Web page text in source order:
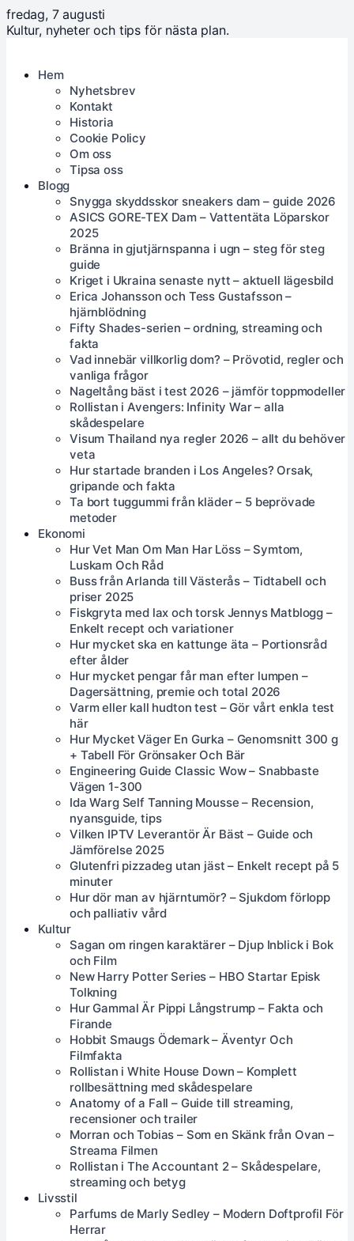
fredag, 7 augusti
Kultur, nyheter och tips för nästa plan.
Hem
Nyhetsbrev
Kontakt
Historia
Cookie Policy
Om oss
Tipsa oss
Blogg
Snygga skyddsskor sneakers dam – guide 2026
ASICS GORE-TEX Dam – Vattentäta Löparskor
2025
Bränna in gjutjärnspanna i ugn – steg för steg
guide
Kriget i Ukraina senaste nytt – aktuell lägesbild
Erica Johansson och Tess Gustafsson –
hjärnblödning
Fifty Shades-serien – ordning, streaming och
fakta
Vad innebär villkorlig dom? – Prövotid, regler och
vanliga frågor
Nageltång bäst i test 2026 – jämför toppmodeller
Rollistan i Avengers: Infinity War – alla
skådespelare
Visum Thailand nya regler 2026 – allt du behöver
veta
Hur startade branden i Los Angeles? Orsak,
gripande och fakta
Ta bort tuggummi från kläder – 5 beprövade
metoder
Ekonomi
Hur Vet Man Om Man Har Löss – Symtom,
Luskam Och Råd
Buss från Arlanda till Västerås – Tidtabell och
priser 2025
Fiskgryta med lax och torsk Jennys Matblogg –
Enkelt recept och variationer
Hur mycket ska en kattunge äta – Portionsråd
efter ålder
Hur mycket pengar får man efter lumpen –
Dagersättning, premie och total 2026
Varm eller kall hudton test – Gör vårt enkla test
här
Hur Mycket Väger En Gurka – Genomsnitt 300 g
+ Tabell För Grönsaker Och Bär
Engineering Guide Classic Wow – Snabbaste
Vägen 1-300
Ida Warg Self Tanning Mousse – Recension,
nyansguide, tips
Vilken IPTV Leverantör Är Bäst – Guide och
Jämförelse 2025
Glutenfri pizzadeg utan jäst – Enkelt recept på 5
minuter
Hur dör man av hjärntumör? – Sjukdom förlopp
och palliativ vård
Kultur
Sagan om ringen karaktärer – Djup Inblick i Bok
och Film
New Harry Potter Series – HBO Startar Episk
Tolkning
Hur Gammal Är Pippi Långstrump – Fakta och
Firande
Hobbit Smaugs Ödemark – Äventyr Och
Filmfakta
Rollistan i White House Down – Komplett
rollbesättning med skådespelare
Anatomy of a Fall – Guide till streaming,
recensioner och trailer
Morran och Tobias – Som en Skänk från Ovan –
Streama Filmen
Rollistan i The Accountant 2 – Skådespelare,
streaming och betyg
Livsstil
Parfums de Marly Sedley – Modern Doftprofil För
Herrar